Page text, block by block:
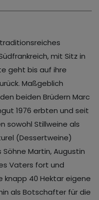
mit Sitz in
geht bis auf ihre
Maßgeblich
beiden Brüdern Marc
1976 erbten und seit
sowohl Stillweine als
(Dessertweine)
Martin, Augustin
Vaters fort und
40 Hektar eigene
als Botschafter für die